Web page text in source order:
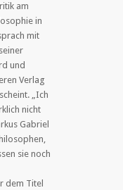
am
in
mit
und
Verlag
„Ich
nicht
Gabriel
sie noch
dem Titel